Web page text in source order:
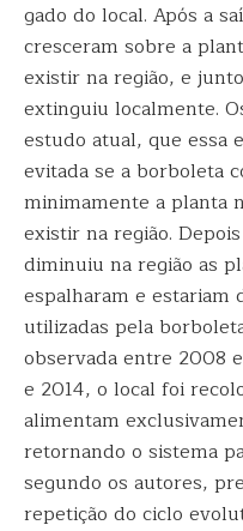
gado do local. Após a
cresceram sobre a
existir na região, e
extinguiu localmente.
estudo atual, que essa
evitada se a borboleta
minimamente a planta
existir na região.
diminuiu na região as
espalharam e estariam
utilizadas pela
observada entre 2008
e 2014, o local foi
alimentam
retornando o sistema
segundo os autores,
repetição do ciclo